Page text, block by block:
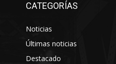
CATEGORÍAS
Noticias
Últimas noticias
Destacado